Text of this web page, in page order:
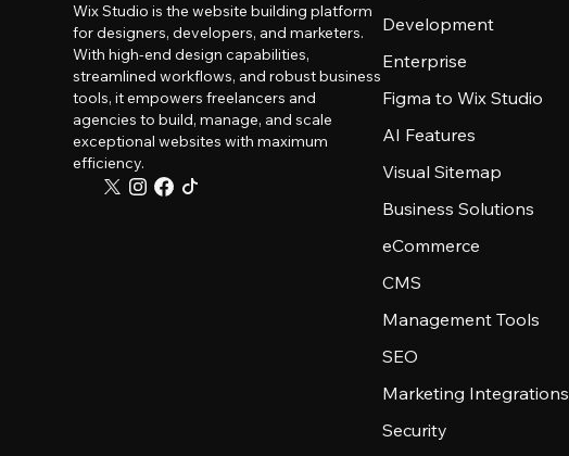
Wix Studio is the website building platform
for designers, developers, and marketers.
With high-end design capabilities,
streamlined workflows, and robust business
tools, it empowers freelancers and
agencies to build, manage, and scale
exceptional websites with maximum
efficiency.
Development
Enterprise
Figma to Wix Studio
AI Features
Visual Sitemap
Business Solutions
eCommerce
CMS
Management Tools
SEO
Marketing Integrations
Security